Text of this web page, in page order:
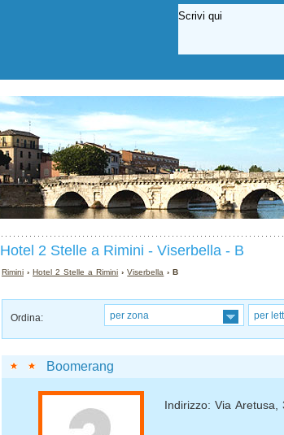
Hotel 2 Stelle a Rimini - Viserbella - B
Rimini ›Hotel 2 Stelle a Rimini ›Viserbella › B
Ordina: per zona per
Boomerang
Indirizzo: Via Aretusa,